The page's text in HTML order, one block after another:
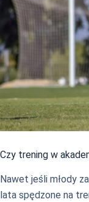
Czy trening w
Nawet jeśli młody
lata spędzone na